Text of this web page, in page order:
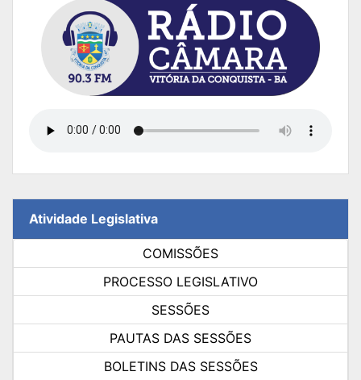
Atividade Legislativa
COMISSÕES
PROCESSO LEGISLATIVO
SESSÕES
PAUTAS DAS SESSÕES
BOLETINS DAS SESSÕES